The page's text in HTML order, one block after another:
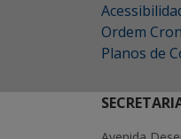
Ordem
Planos de